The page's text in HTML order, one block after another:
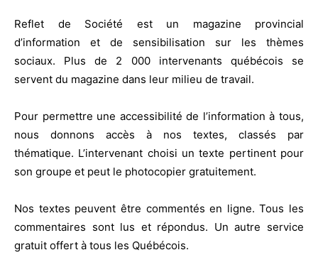
Reflet de Société est un magazine provincial
d’information et de sensibilisation sur les thèmes
sociaux. Plus de 2 000 intervenants québécois se
servent du magazine dans leur milieu de travail.
Pour permettre une accessibilité de l’information à tous,
nous donnons accès à nos textes, classés par
thématique. L’intervenant choisi un texte pertinent pour
son groupe et peut le photocopier gratuitement.
Nos textes peuvent être commentés en ligne. Tous les
commentaires sont lus et répondus. Un autre service
gratuit offert à tous les Québécois.